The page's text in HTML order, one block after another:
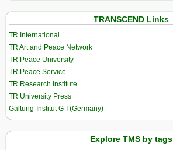
TRANSCEND Links
TR International
TR Art and Peace Network
TR Peace University
TR Peace Service
TR Research Institute
TR University Press
Galtung-Institut G-I (Germany)
Explore TMS by tags